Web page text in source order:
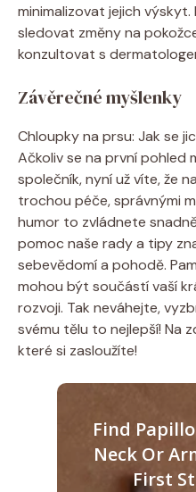
minimalizovat jejich
sledovat změny na
konzultovat s
Závěrečné myšlenky
Chloupky na prsu: Jak se
Ačkoliv se na první pohled
společník, nyní už víte, že
trochou péče, správnými
humor to zvládnete
pomoc naše rady a tipy
sebevědomí a pohodě.
mohou být součástí vaší
rozvoji. Tak neváhejte,
svému tělu to nejlepší! Na
které si zasloužíte!
Find
Neck Or
First